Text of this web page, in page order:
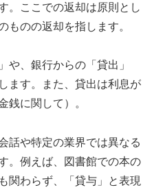
。ここでの返却は原則とし
ものの返却を指します。
や、銀行からの「貸出」
ます。また、貸出は利息が
銭に関して）。
話や特定の業界では異なる
。例えば、図書館での本の
関わらず、「貸与」と表現